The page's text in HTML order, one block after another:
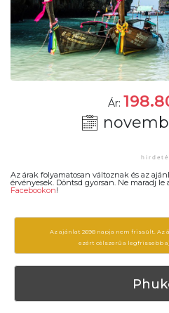
Ár:
Az árak folyamatosan változnak és az
érvényesek. Döntsd gyorsan. Ne maradj
Facebookon!
Az ajánlat 2698 napja nem frissült. Az
ezért célszerű a legfrissebb